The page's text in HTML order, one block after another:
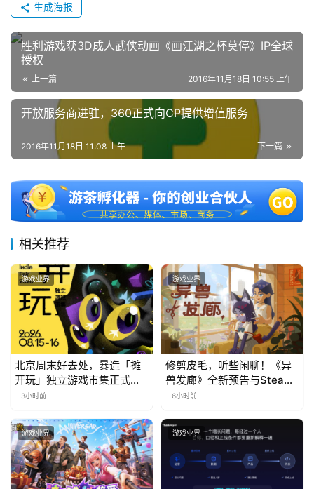
生成海报
胜利游戏获3D成人武侠动画《画江湖之杯莫停》IP全球
授权
上一篇 2016年11月18日 10:55 上午
开放服务商进驻，360正式向CP提供增值服务
下一篇
2016年11月18日 11:08 上午
相关推荐
游戏业界
北京周末好去处，暴造「摊
开玩」独立游戏市集正式开
票！
3小时前
游戏业界
修剪皮毛，听些闲聊！《异
兽发廊》全新预告与Steam
免费试玩公开
6小时前
游戏业界 游戏业界